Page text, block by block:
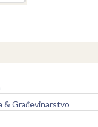
& Građevinarstvo